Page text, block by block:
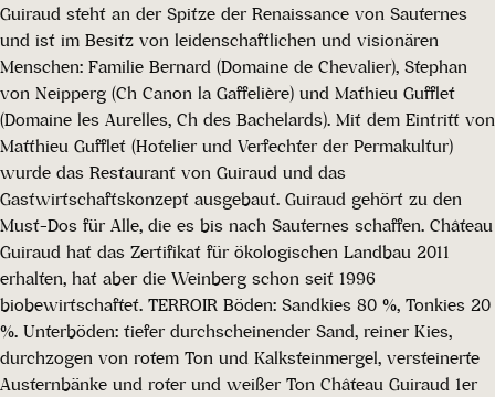
Guiraud steht an der Spitze der Renaissance von Sauternes
und ist im Besitz von leidenschaftlichen und visionären
Menschen: Familie Bernard (Domaine de Chevalier), Stephan
von Neipperg (Ch Canon la Gaffelière) und Mathieu Gufflet
(Domaine les Aurelles, Ch des Bachelards). Mit dem Eintritt von
Matthieu Gufflet (Hotelier und Verfechter der Permakultur)
wurde das Restaurant von Guiraud und das
Gastwirtschaftskonzept ausgebaut. Guiraud gehört zu den
Must-Dos für Alle, die es bis nach Sauternes schaffen. Château
Guiraud hat das Zertifikat für ökologischen Landbau 2011
erhalten, hat aber die Weinberg schon seit 1996
biobewirtschaftet. TERROIR Böden: Sandkies 80 %, Tonkies 20
%. Unterböden: tiefer durchscheinender Sand, reiner Kies,
durchzogen von rotem Ton und Kalksteinmergel, versteinerte
Austernbänke und roter und weißer Ton Château Guiraud 1er